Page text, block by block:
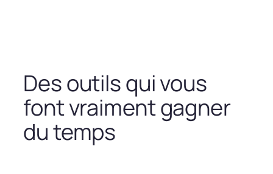
Des outils qui vous
font vraiment gagner
du temps